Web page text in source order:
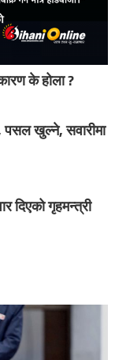
के होला ?
पसल खुल्ने, सवारीमा
दिएको गृहमन्त्री